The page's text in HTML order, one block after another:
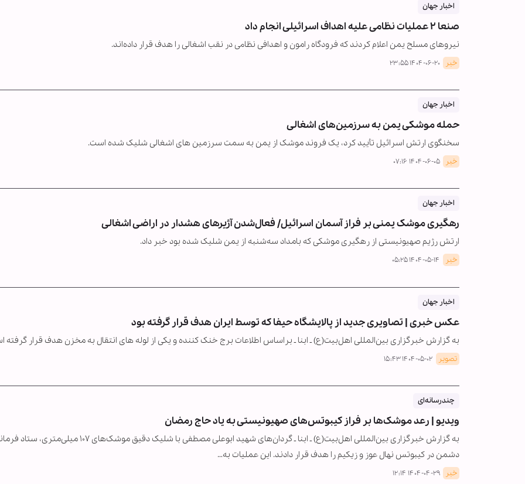
اخبار جهان
صنعا ۲ عملیات نظامی علیه اهداف اسرائیلی انجام داد
نیروهای مسلح یمن اعلام کردند که فرودگاه رامون و اهدافی نظامی در نقب اشغالی را هدف قرار داده‌اند.
خبر ۱۴۰۴-۰۶-۲۰ ۲۳:۵۵
اخبار جهان
حمله موشکی یمن به سرزمین‌های اشغالی
سخنگوی ارتش اسرائیل تأیید کرد، یک فروند موشک از یمن به سمت سرزمین های اشغالی شلیک شده است.
خبر ۱۴۰۴-۰۶-۰۵ ۰۷:۱۶
اخبار جهان
رهگیری موشک یمنی بر فراز آسمان اسرائیل/ فعال‌شدن آژیرهای هشدار در اراضی اشغالی
ارتش رژیم صهیونیستی از رهگیری موشکی که بامداد سه‌شنبه از یمن شلیک شده بود خبر داد.
خبر ۱۴۰۴-۰۵-۱۴ ۰۵:۲۵
اخبار جهان
عکس خبری | تصاویری جدید از پالایشگاه حیفا که توسط ایران هدف قرار گرفته بود
به گزارش خبرگزاری بین‌المللی اهل‌بیت(ع) ـ ابنا ـ براساس اطلاعات برج خنک کننده و یکی از لوله های انتقال به مخزن هدف قرار گرفته
تصویر ۱۴۰۴-۰۵-۰۲ ۱۵:۴۳
چندرسانه‌ای
ویدیو | رعد موشک‌ها بر فراز کیبوتس‌های صهیونیستی به یاد حاج رمضان
به گزارش خبرگزاری بین‌المللی اهل‌بیت(ع) ـ ابنا ـ گردان‌های شهید ابوعلی مصطفی با شلیک دقیق موشک‌های
دشمن در کیبوتس نهال عوز و زیکیم را هدف قرار دادند. این عملیات به…
خبر ۱۴۰۴-۰۴-۲۹ ۱۲:۱۴